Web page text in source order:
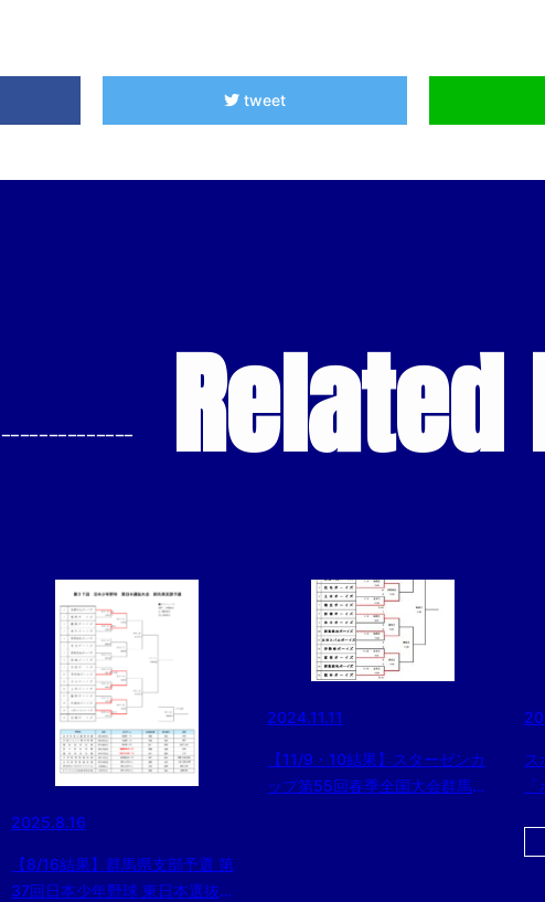
tweet
-------------- Related
2025.8.16
【8/16結果】群馬県支部予選 第
37回日本少年野球 東日本選抜大
2024.11.11
【11/9・10結果】スターゼンカ
ップ第55回春季全国大会群馬県